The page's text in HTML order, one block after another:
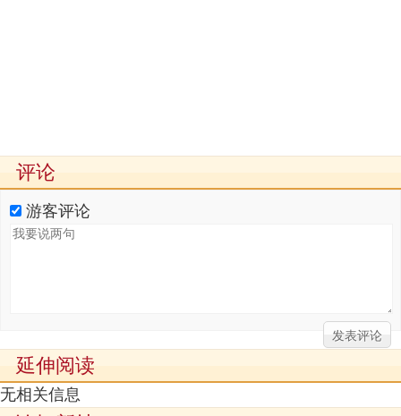
评论
游客评论
延伸阅读
无相关信息